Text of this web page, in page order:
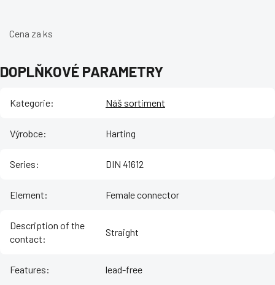
Cena za ks
DOPLŇKOVÉ PARAMETRY
Kategorie: Náš sortiment
Výrobce: Harting
Series: DIN 41612
Element: Female connector
Description of the
contact:
Straight
Features: lead-free